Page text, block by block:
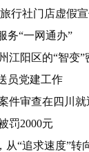
行社门店虚假
务“一网通办”
“智变”密码 | 质量
员党建工作
件审查在四川就
罚2000元
“追求速度”转